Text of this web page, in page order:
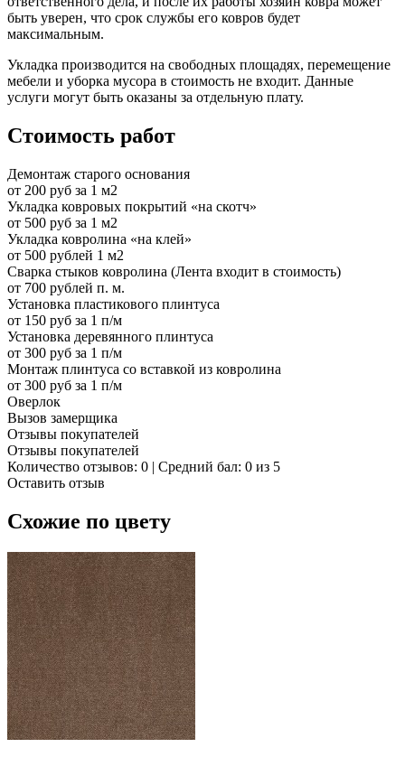
быть уверен, что срок службы его ковров будет
максимальным.
Укладка производится на свободных площадях, перемещение
мебели и уборка мусора в стоимость не входит. Данные
услуги могут быть оказаны за отдельную плату.
Стоимость работ
Демонтаж старого основания
от 200 руб за 1 м2
Укладка ковровых покрытий «на скотч»
от 500 руб за 1 м2
Укладка ковролина «на клей»
от 500 рублей 1 м2
Сварка стыков ковролина (Лента входит в стоимость)
от 700 рублей п. м.
Установка пластикового плинтуса
от 150 руб за 1 п/м
Установка деревянного плинтуса
от 300 руб за 1 п/м
Монтаж плинтуса со вставкой из ковролина
от 300 руб за 1 п/м
Оверлок
Вызов замерщика
Отзывы покупателей
Отзывы покупателей
Количество отзывов: 0 | Средний бал: 0 из 5
Оставить отзыв
Схожие по цвету